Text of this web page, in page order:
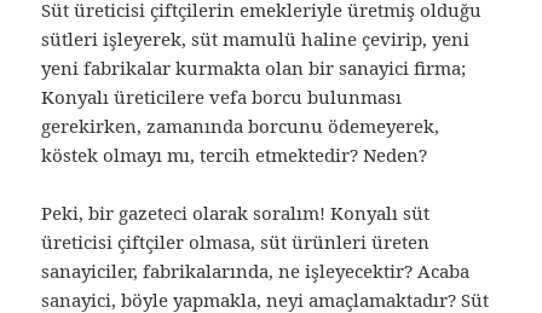
Süt üreticisi çiftçilerin emekleriyle üretmiş olduğu
sütleri işleyerek, süt mamulü haline çevirip, yeni
yeni fabrikalar kurmakta olan bir sanayici firma;
Konyalı üreticilere vefa borcu bulunması
gerekirken, zamanında borcunu ödemeyerek,
köstek olmayı mı, tercih etmektedir? Neden?
Peki, bir gazeteci olarak soralım! Konyalı süt
üreticisi çiftçiler olmasa, süt ürünleri üreten
sanayiciler, fabrikalarında, ne işleyecektir? Acaba
sanayici, böyle yapmakla, neyi amaçlamaktadır? Süt